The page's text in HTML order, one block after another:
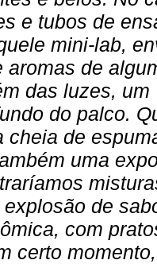
e tubos de
mini-lab,
aromas de
das luzes,
do palco.
cheia de
uma
de
com
certo